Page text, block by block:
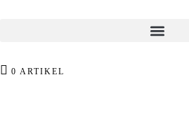
0 ARTIKEL